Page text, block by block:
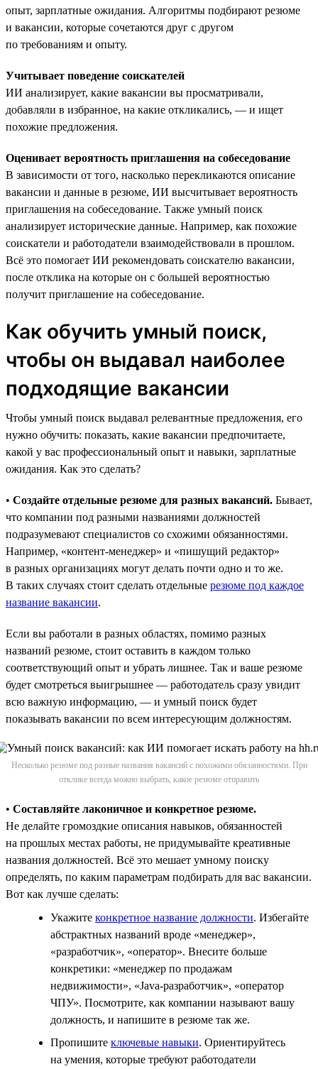
опыт, зарплатные ожидания. Алгоритмы подбирают резюме
и вакансии, которые сочетаются друг с другом
по требованиям и опыту.
Учитывает поведение соискателей
ИИ анализирует, какие вакансии вы просматривали,
добавляли в избранное, на какие откликались, — и ищет
похожие предложения.
Оценивает вероятность приглашения на собеседование
В зависимости от того, насколько перекликаются описание
вакансии и данные в резюме, ИИ высчитывает вероятность
приглашения на собеседование. Также умный поиск
анализирует исторические данные. Например, как похожие
соискатели и работодатели взаимодействовали в прошлом.
Всё это помогает ИИ рекомендовать соискателю вакансии,
после отклика на которые он с большей вероятностью
получит приглашение на собеседование.
Как обучить умный поиск,
чтобы он выдавал наиболее
подходящие вакансии
Чтобы умный поиск выдавал релевантные предложения, его
нужно обучить: показать, какие вакансии предпочитаете,
какой у вас профессиональный опыт и навыки, зарплатные
ожидания. Как это сделать?
• Создайте отдельные резюме для разных вакансий. Бывает,
что компании под разными названиями должностей
подразумевают специалистов со схожими обязанностями.
Например, «контент-менеджер» и «пишущий редактор»
в разных организациях могут делать почти одно и то же.
В таких случаях стоит сделать отдельные резюме под каждое
название вакансии.
Если вы работали в разных областях, помимо разных
названий резюме, стоит оставить в каждом только
соответствующий опыт и убрать лишнее. Так и ваше резюме
будет смотреться выигрышнее — работодатель сразу увидит
всю важную информацию, — и умный поиск будет
показывать вакансии по всем интересующим должностям.
Несколько резюме под разные названия вакансий с похожими обязанностями. При
отклике всегда можно выбрать, какое резюме отправить
• Составляйте лаконичное и конкретное резюме.
Не делайте громоздкие описания навыков, обязанностей
на прошлых местах работы, не придумывайте креативные
названия должностей. Всё это мешает умному поиску
определять, по каким параметрам подбирать для вас вакансии.
Вот как лучше сделать:
Укажите конкретное название должности. Избегайте
абстрактных названий вроде «менеджер»,
«разработчик», «оператор». Внесите больше
конкретики: «менеджер по продажам
недвижимости», «Java-разработчик», «оператор
ЧПУ». Посмотрите, как компании называют вашу
должность, и напишите в резюме так же.
Пропишите ключевые навыки. Ориентируйтесь
на умения, которые требуют работодатели